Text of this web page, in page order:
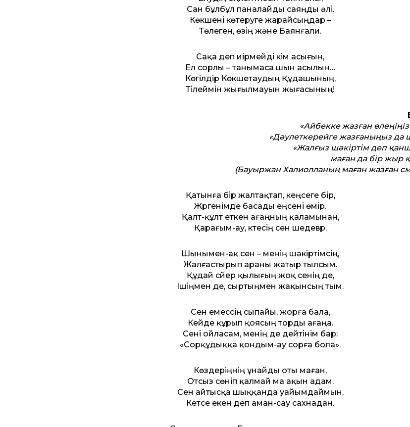
Сан бұлбұл паналайды саяңды әлі.
Көкшені көтеруге жарайсыңдар –
Төлеген, өзің және Баянғали.
Сақа деп иірмейді кім асығын,
Ел сорлы – танымаса шын асылын…
Көгілдір Көкшетаудың Құдашының,
Тілеймін жығылмауын жығасының!
«Айбекке жазған
«Дәулеткерейге жазғаныңыз да
«Жалғыз шәкіртім деп
маған да бір жыр
(Бауыржан Халиолланың маған жазған
Қатынға бір жалтақтап, кеңсеге бір,
Жүргенімде басады еңсені өмір.
Қалт-құлт еткен ағаңның қаламынан,
Қарағым-ау, күтесің сен шедевр.
Шынымен-ақ сен – менің шәкіртімсің,
Жалғастырып араны жатыр тылсым.
Құдай сүйер қылығың жоқ сенің де,
Ішіңмен де, сыртыңмен жақынсың тым.
Сен емессің сыпайы, жорға бала,
Кейде құрып қоясың торды ағаңа.
Сені ойласам, менің де дейтінім бар:
«Сорқұдыққа қондым-ау сорға бола».
Көздеріңнің ұнайды оты маған,
Отсыз сөніп қалмай ма ақын адам.
Сен айтысқа шыққанда уайымдаймын,
Кетсе екен деп аман-сау сахнадан.